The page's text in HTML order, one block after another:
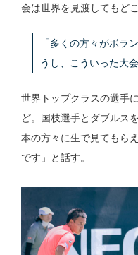
会は世界を見渡してもど
「多くの方々がボラ
うし、こういった大
世界トップクラスの選手
ど。国枝選手とダブルス
本の方々に生で見てもら
です」と話す。